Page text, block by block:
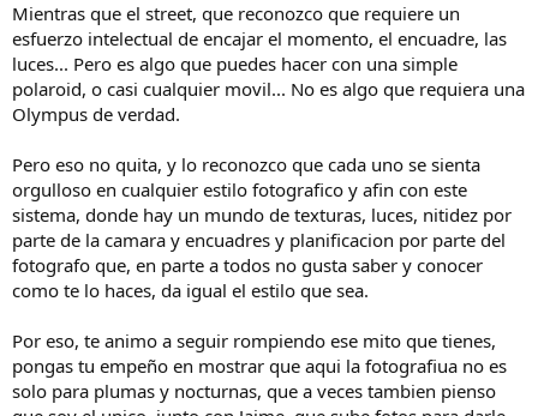
Mientras que el street, que reconozco que requiere un
esfuerzo intelectual de encajar el momento, el encuadre, las
luces... Pero es algo que puedes hacer con una simple
polaroid, o casi cualquier movil... No es algo que requiera una
Olympus de verdad.
Pero eso no quita, y lo reconozco que cada uno se sienta
orgulloso en cualquier estilo fotografico y afin con este
sistema, donde hay un mundo de texturas, luces, nitidez por
parte de la camara y encuadres y planificacion por parte del
fotografo que, en parte a todos no gusta saber y conocer
como te lo haces, da igual el estilo que sea.
Por eso, te animo a seguir rompiendo ese mito que tienes,
pongas tu empeño en mostrar que aqui la fotografiua no es
solo para plumas y nocturnas, que a veces tambien pienso